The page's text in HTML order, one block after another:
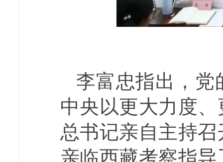
李富忠指出，党
中央以更大力度
总书记亲自主持
亲临西藏考察指